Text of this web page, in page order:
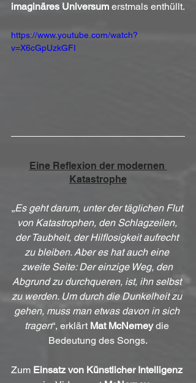
imaginäres Universum erstmals enthüllt.
https://www.youtube.com/watch?
v=X6cGpUzkGFI
Eine Reflexion der modernen
Katastrophe
„Es geht darum, unter der täglichen Flut
von Katastrophen, den Schlagzeilen,
der Taubheit, der Hilflosigkeit aufrecht
zu bleiben. Aber es hat auch eine
zweite Seite: Der einzige Weg, den
Abgrund zu durchqueren, ist, ihn selbst
zu werden. Um durch die Dunkelheit zu
gehen, muss man etwas davon in sich
tragen“, erklärt Mat McNerney die
Bedeutung des Songs.
Zum Einsatz von Künstlicher Intelligenz